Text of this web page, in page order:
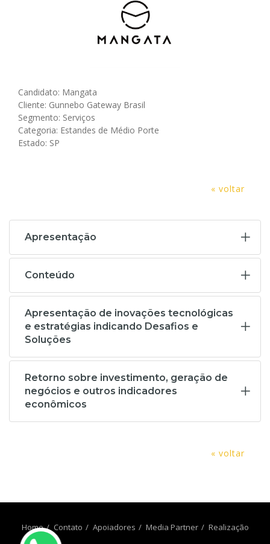
Candidato: Mangata
Cliente: Gunnebo Gateway Brasil
Segmento: Serviços
Categoria: Estandes de Médio Porte
Estado: SP
« voltar
Apresentação
Conteúdo
Apresentação de inovações tecnológicas
e estratégias indicando Desafios e
Soluções
Retorno sobre investimento, geração de
negócios e outros indicadores
econômicos
« voltar
Home Contato Apoiadores Media Partner Realização